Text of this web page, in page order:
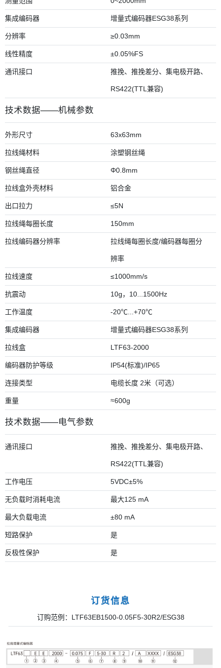
集成编码器 增量式编码器ESG38系列
分辨率 ≥0.03mm
线性精度 ±0.05%FS
通讯接口 推挽、推挽差分、集电极开路、
RS422(TTL兼容)
技术数据——机械参数
外形尺寸 63x63mm
拉线绳材料 涂塑钢丝绳
钢丝绳直径 Φ0.8mm
拉线盒外壳材料 铝合金
出口拉力 ≤5N
拉线绳每圈长度 150mm
拉线编码器分辨率 拉线绳每圈长度/编码器每圈分
辨率
拉线速度 ≤1000mm/s
抗震动 10g，10...1500Hz
工作温度 -20℃...+70℃
集成编码器 增量式编码器ESG38系列
拉线盒 LTF63-2000
编码器防护等级 IP54(标准)/IP65
连接类型 电缆长度 2米（可选）
重量 ≈600g
技术数据——电气参数
通讯接口 推挽、推挽差分、集电极开路、
RS422(TTL兼容)
工作电压 5VDC±5%
无负载时消耗电流 最大125 mA
最大负载电流 ±80 mA
短路保护 是
反极性保护 是
订货信息
订购范例：LTF63EB1500-0.05F5-30R2/ESG38